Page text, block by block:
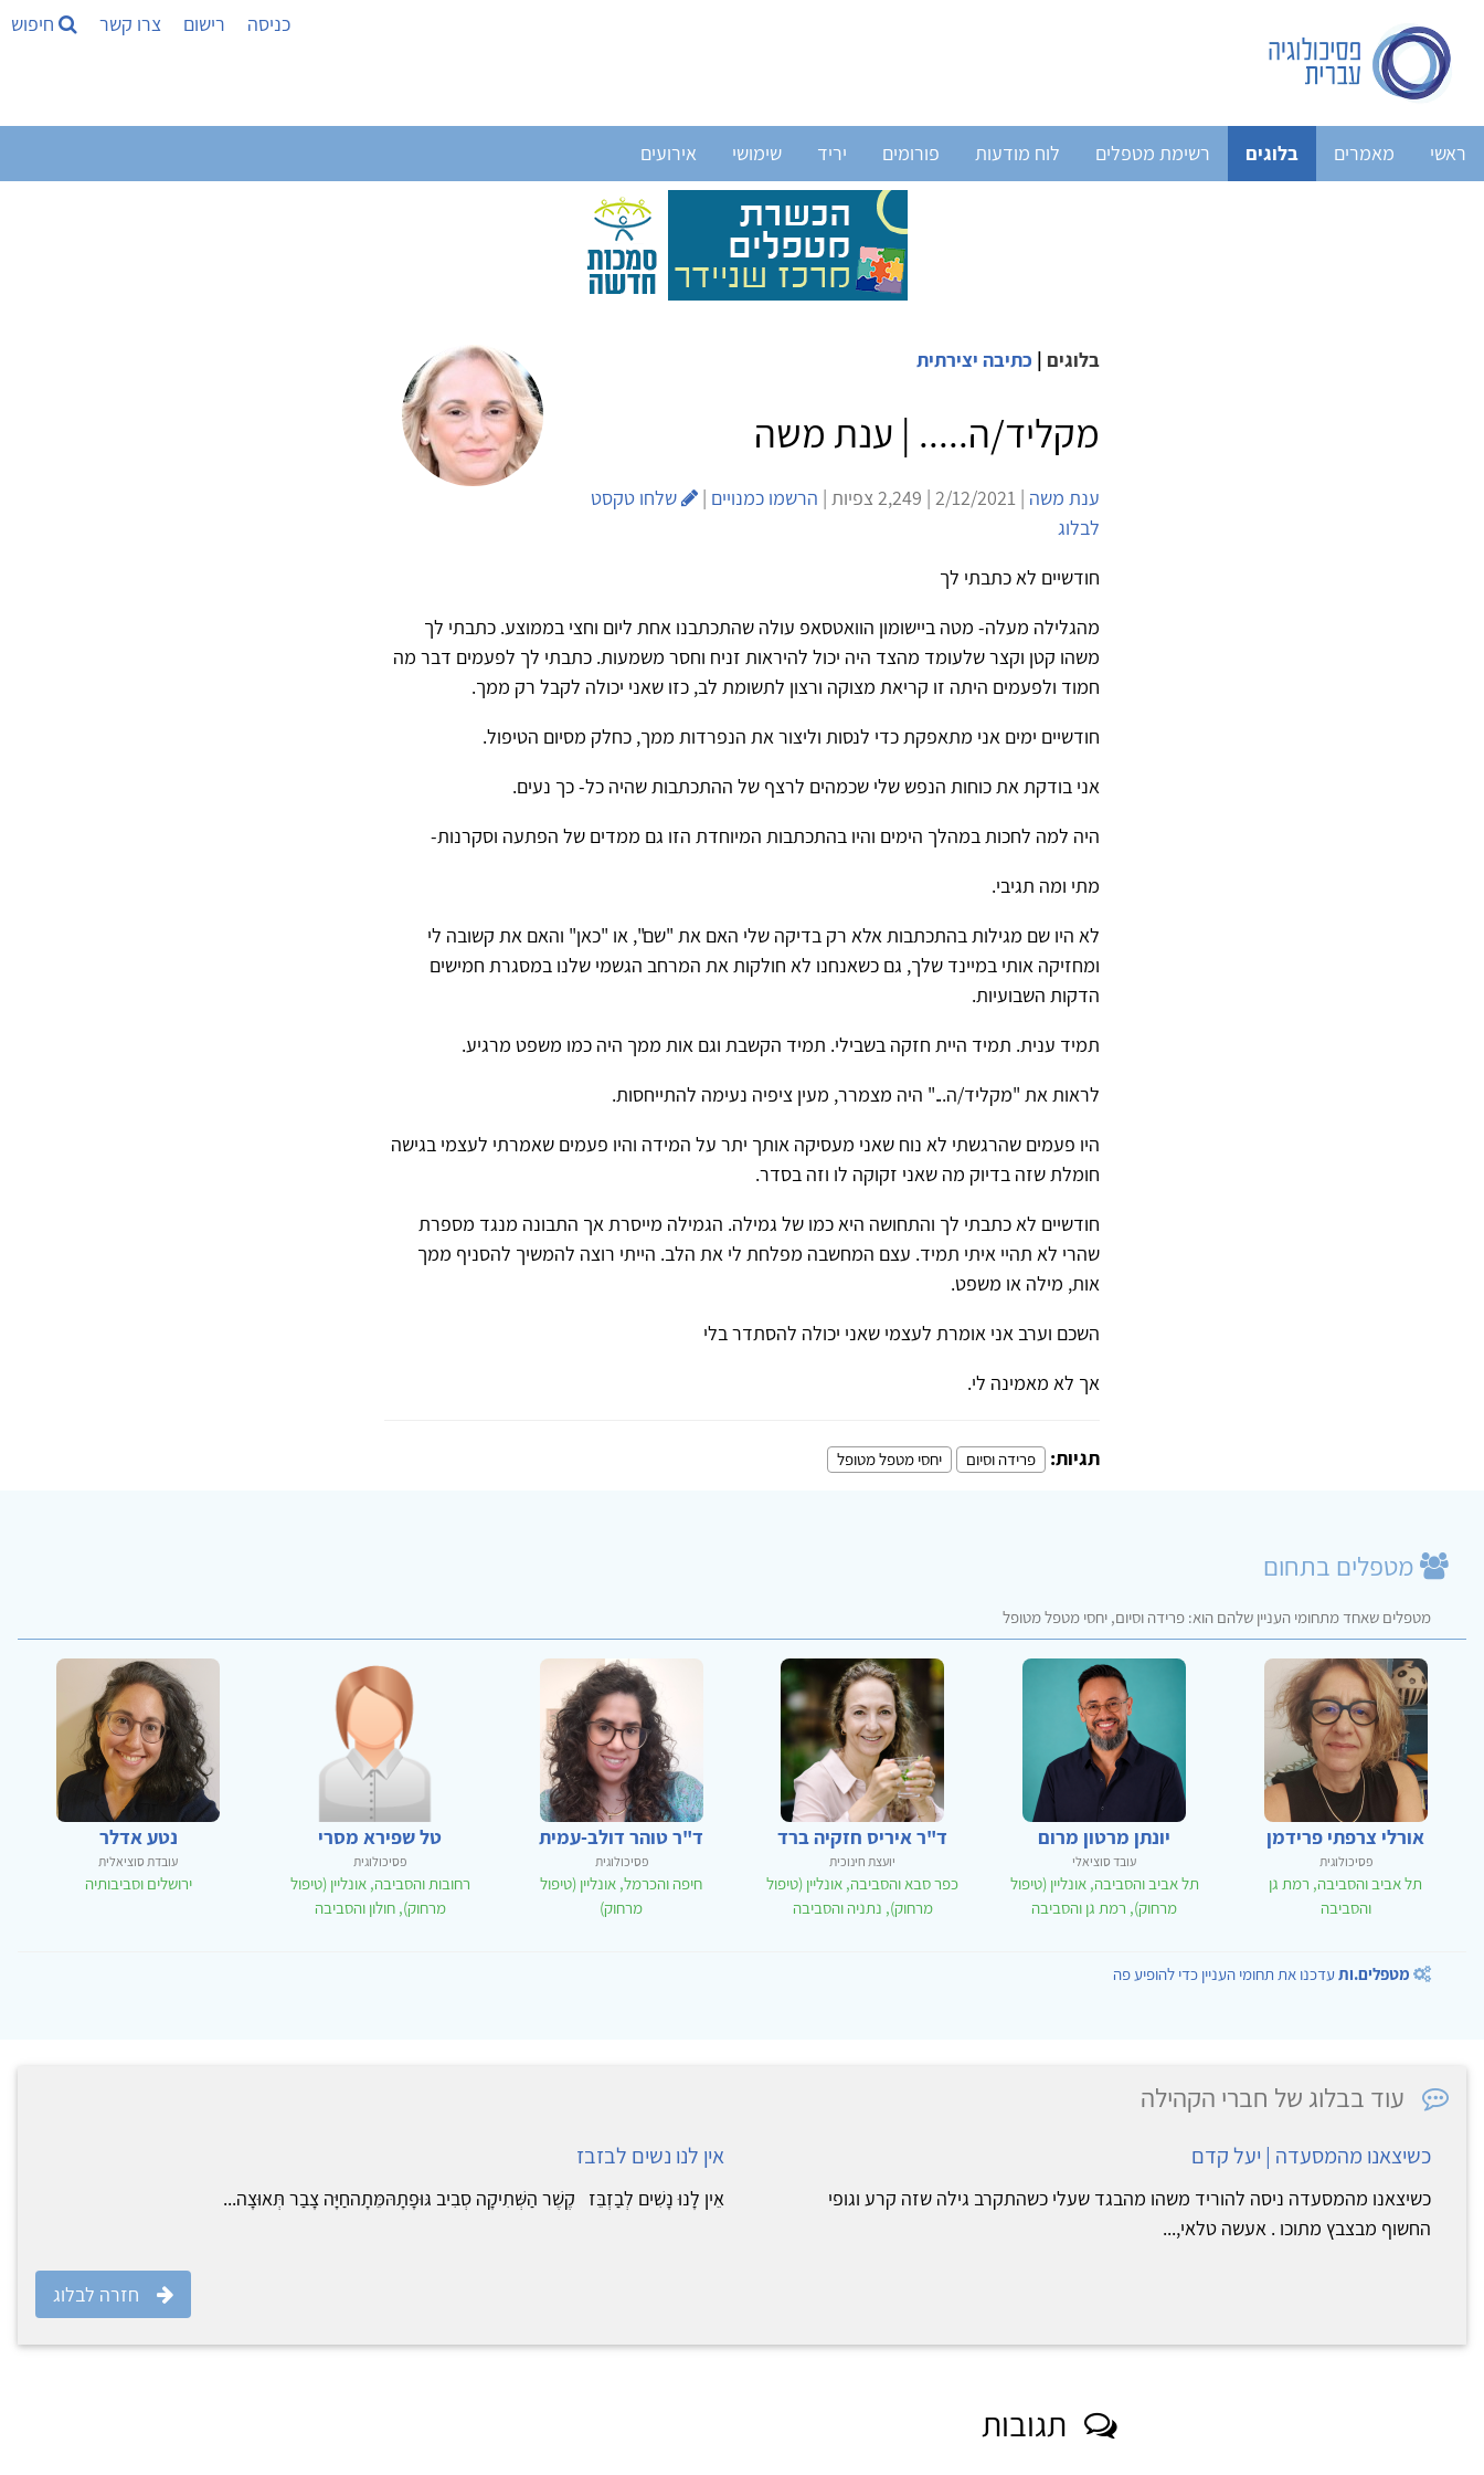
כניסה רישום צרו קשר חיפוש
ראשי מאמרים בלוגים רשימת מטפלים לוח מודעות פורומים יריד שימושי אירועים
בלוגים | כתיבה יצירתית
מקליד/ה..... | ענת משה
ענת משה | 2/12/2021 | 2,249 צפיות | הרשמו כמנויים |
שלחו טקסט
לבלוג
חודשיים לא כתבתי לך
מהגלילה מעלה- מטה ביישומון הוואטסאפ עולה שהתכתבנו אחת ליום וחצי בממוצע. כתבתי לך
משהו קטן וקצר שלעומד מהצד היה יכול להיראות זניח וחסר משמעות. כתבתי לך לפעמים דבר מה
חמוד ולפעמים היתה זו קריאת מצוקה ורצון לתשומת לב, כזו שאני יכולה לקבל רק ממך.
חודשיים ימים אני מתאפקת כדי לנסות וליצור את הנפרדות ממך, כחלק מסיום הטיפול.
אני בודקת את כוחות הנפש שלי שכמהים לרצף של ההתכתבות שהיה כל- כך נעים.
היה למה לחכות במהלך הימים והיו בהתכתבות המיוחדת הזו גם ממדים של הפתעה וסקרנות-
מתי ומה תגיבי.
לא היו שם מגילות בהתכתבות אלא רק בדיקה שלי האם את "שם", או "כאן" והאם את קשובה לי
ומחזיקה אותי במיינד שלך, גם כשאנחנו לא חולקות את המרחב הגשמי שלנו במסגרת חמישים
הדקות השבועיות.
תמיד ענית. תמיד היית חזקה בשבילי. תמיד הקשבת וגם אות ממך היה כמו משפט מרגיע.
לראות את "מקליד/ה..." היה מצמרר, מעין ציפיה נעימה להתייחסות.
היו פעמים שהרגשתי לא נוח שאני מעסיקה אותך יתר על המידה והיו פעמים שאמרתי לעצמי בגישה
חומלת שזה בדיוק מה שאני זקוקה לו וזה בסדר.
חודשיים לא כתבתי לך והתחושה היא כמו של גמילה. הגמילה מייסרת אך התבונה מנגד מספרת
שהרי לא תהיי איתי תמיד. עצם המחשבה מפלחת לי את הלב. הייתי רוצה להמשיך להסניף ממך
אות, מילה או משפט.
השכם וערב אני אומרת לעצמי שאני יכולה להסתדר בלי
אך לא מאמינה לי.
תגיות: פרידה וסיום יחסי מטפל מטופל
מטפלים בתחום
מטפלים שאחד מתחומי העניין שלהם הוא: פרידה וסיום, יחסי מטפל מטופל
אורלי צרפתי פרידמן
פסיכולוגית
תל אביב והסביבה, רמת גן
והסביבה
יונתן מרטון מרום
עובד סוציאלי
תל אביב והסביבה, אונליין (טיפול
מרחוק), רמת גן והסביבה
ד"ר איריס חזקיה ברד
יועצת חינוכית
כפר סבא והסביבה, אונליין (טיפול
מרחוק), נתניה והסביבה
ד"ר טוהר דולב-עמית
פסיכולוגית
חיפה והכרמל, אונליין (טיפול
מרחוק)
טל שפירא מסרי
פסיכולוגית
רחובות והסביבה, אונליין (טיפול
מרחוק), חולון והסביבה
נטע אדלר
עובדת סוציאלית
ירושלים וסביבותיה
מטפלים.ותעדכנו את תחומי העניין כדי להופיע פה
עוד בבלוג של חברי הקהילה
כשיצאנו מהמסעדה | יעל קדם
כשיצאנו מהמסעדה ניסה להוריד משהו מהבגד שעלי כשהתקרב גילה שזה קרע וגופי
החשוף מבצבץ מתוכו . אעשה טלאי,...
אין לנו נשים לבזבז
אֵין לָנוּ נָשִׁים לְבַזְבֵּז קֶשֶׁר הַשְּׁתִיקָה סְבִיב גּוּפָתָהּמֵּתָהחַיָּה צָבַר תְּאוּצָה...
חזרה לבלוג
תגובות